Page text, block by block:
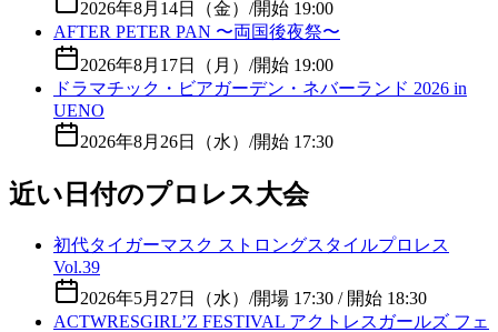
2026年8月14日（金） /開始 19:00
AFTER PETER PAN 〜両国後夜祭〜
2026年8月17日（月） /開始 19:00
ドラマチック・ビアガーデン・ネバーランド 2026 in
UENO
2026年8月26日（水） /開始 17:30
近い日付のプロレス大会
初代タイガーマスク ストロングスタイルプロレス
Vol.39
2026年5月27日（水） /開場 17:30 / 開始 18:30
ACTWRESGIRL’Z FESTIVAL アクトレスガールズ フェ